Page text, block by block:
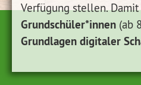
Verfügung stellen.
Grundschüler*innen (ab
Grundlagen digitaler